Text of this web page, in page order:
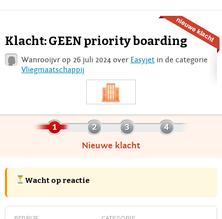
Klacht: GEEN priority boarding
Wanrooijvr op 26 juli 2024 over Easyjet in de categorie
Vliegmaatschappij
Nieuwe klacht
Wacht op reactie
BEDRIJF CATEGORIE